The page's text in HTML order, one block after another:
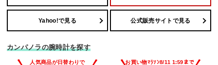
Yahoo!で見る 公式販売サイトで見る
カンパノラの腕時計を探す